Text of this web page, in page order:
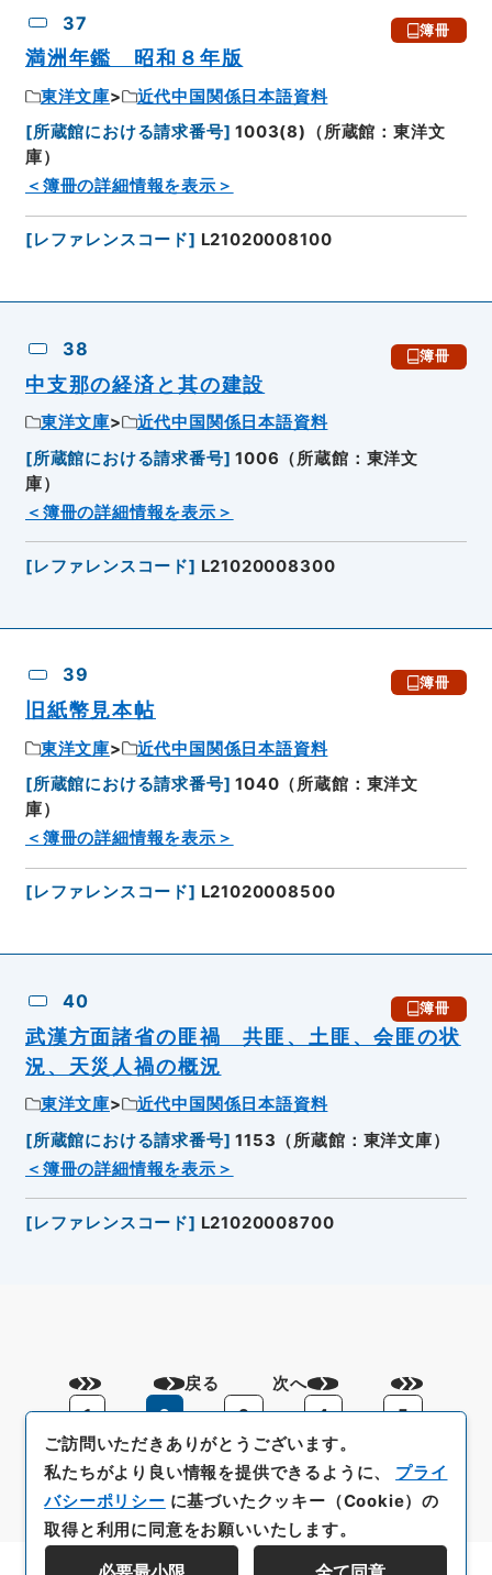
37 簿冊
満洲年鑑 昭和８年版
東洋文庫
近代中国関係日本語資料
[所蔵館における請求番号] 1003(8)（所蔵館：東洋文
庫）
＜簿冊の詳細情報を表示＞
[レファレンスコード] L21020008100
38 簿冊
中支那の経済と其の建設
東洋文庫
近代中国関係日本語資料
[所蔵館における請求番号] 1006（所蔵館：東洋文
庫）
＜簿冊の詳細情報を表示＞
[レファレンスコード] L21020008300
39 簿冊
旧紙幣見本帖
東洋文庫
近代中国関係日本語資料
[所蔵館における請求番号] 1040（所蔵館：東洋文
庫）
＜簿冊の詳細情報を表示＞
[レファレンスコード] L21020008500
40 簿冊
武漢方面諸省の匪禍 共匪、土匪、会匪の状
況、天災人禍の概況
東洋文庫
近代中国関係日本語資料
[所蔵館における請求番号] 1153（所蔵館：東洋文庫）
＜簿冊の詳細情報を表示＞
[レファレンスコード] L21020008700
戻る
1
2 3 4 5
次へ
ご訪問いただきありがとうございます。
私たちがより良い情報を提供できるように、 プライ
バシーポリシー に基づいたクッキー（Cookie）の
取得と利用に同意をお願いいたします。